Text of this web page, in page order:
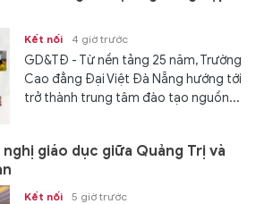
Kết nối 4 giờ trước
GD&TĐ - Từ nền tảng 25 năm, Trường
Cao đẳng Đại Việt Đà Nẵng hướng tới
trở thành trung tâm đào tạo nguồn...
giáo dục giữa Quảng Trị và
Kết nối 5 giờ trước